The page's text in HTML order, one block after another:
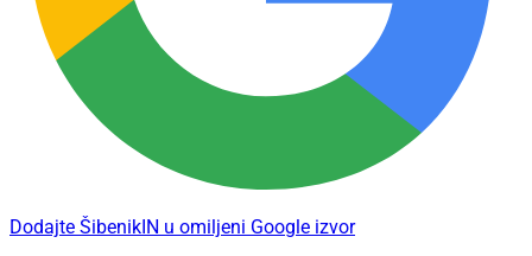
Dodajte ŠibenikIN u omiljeni Google izvor